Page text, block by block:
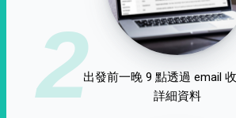
2出發前一晚 9 點透過 email
詳細資料